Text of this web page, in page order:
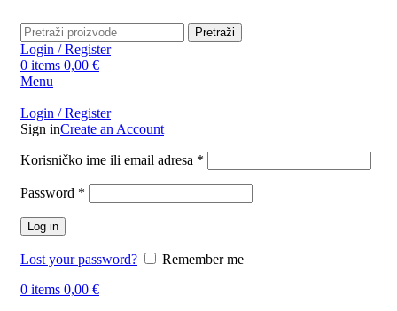
Pretraži
Login / Register
0 items 0,00 €
Menu
Login / Register
Sign inCreate an Account
Korisničko ime ili email adresa *
Password *
Log in
Lost your password?
Remember me
0 items 0,00 €